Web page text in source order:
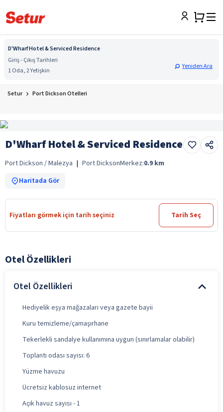
D'Wharf Hotel & Serviced Residence
Giriş - Çıkış Tarihleri
1 Oda, 2 Yetişkin
Yeniden Ara
Setur Port Dickson Otelleri
D'Wharf Hotel & Serviced Residence
Port Dickson / Malezya | Port DicksonMerkez:0.9 km
Haritada Gör
Fiyatları görmek için tarih seçiniz Tarih Seç
Otel Özellikleri
Otel Özellikleri
Hediyelik eşya mağazaları veya gazete bayii
Kuru temizleme/çamaşırhane
Tekerlekli sandalye kullanımına uygun (sınırlamalar olabilir)
Toplantı odası sayısı: 6
Yüzme havuzu
Ücretsiz kablosuz internet
Açık havuz sayısı - 1